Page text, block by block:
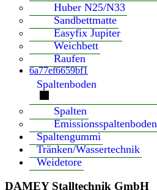
Huber N25/N33
Sandbettmatte
Easyfix Jupiter
Weichbett
Raufen
6a77ef6659bf1
Spaltenboden
Spalten
Emissionsspaltenboden
Spaltengummi
Tränken/Wassertechnik
Weidetore
DAMEY Stalltechnik GmbH